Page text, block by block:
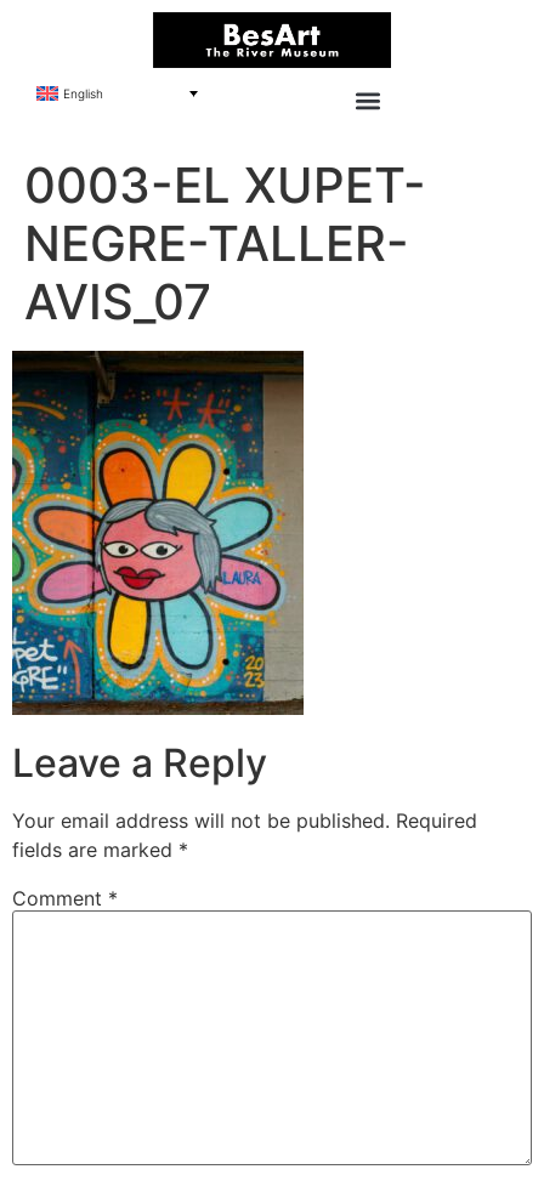
English
0003-EL XUPET-
NEGRE-TALLER-
AVIS_07
Leave a Reply
Your email address will not be published. Required
fields are marked *
Comment *